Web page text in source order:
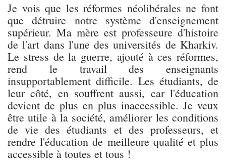
Je vois que les réformes néolibérales ne font
que détruire notre système d'enseignement
supérieur. Ma mère est professeure d'histoire
de l'art dans l'une des universités de Kharkiv.
Le stress de la guerre, ajouté à ces réformes,
rend le travail des enseignants
insupportablement difficile. Les étudiants, de
leur côté, en souffrent aussi, car l'éducation
devient de plus en plus inaccessible. Je veux
être utile à la société, améliorer les conditions
de vie des étudiants et des professeurs, et
rendre l'éducation de meilleure qualité et plus
accessible à toutes et tous !